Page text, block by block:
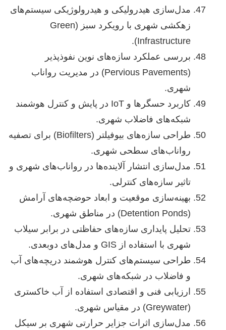
مدل‌سازی هیدرولیکی و هیدرولوژیکی سیستم‌های
زهکشی شهری با رویکرد سبز (Green
Infrastructure).
بررسی عملکرد سازه‌های نوین نفوذپذیر
(Pervious Pavements) در مدیریت رواناب
شهری.
کاربرد حسگرها و IoT در پایش و کنترل هوشمند
شبکه‌های فاضلاب شهری.
طراحی سازه‌های بیوفیلتر (Biofilters) برای تصفیه
رواناب‌های سطحی شهری.
مدل‌سازی انتشار آلاینده‌ها در رواناب‌های شهری و
تاثیر سازه‌های کنترلی.
بهینه‌سازی موقعیت و ابعاد حوضچه‌های آرامش
(Detention Ponds) در مناطق شهری.
تحلیل پایداری سازه‌های حفاظتی در برابر سیلاب
شهری با استفاده از GIS و مدل‌های دوبعدی.
طراحی سیستم‌های کنترل هوشمند دریچه‌های آب
و فاضلاب در شبکه‌های شهری.
ارزیابی فنی و اقتصادی استفاده از آب خاکستری
(Greywater) در مقیاس شهری.
مدل‌سازی اثرات جزایر حرارتی شهری بر سیکل